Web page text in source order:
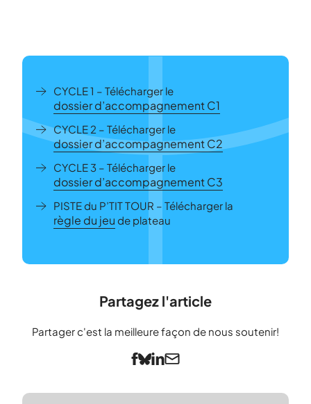
CYCLE 1 – Télécharger le
dossier d’accompagnement C1
CYCLE 2 – Télécharger le
dossier d’accompagnement C2
CYCLE 3 – Télécharger le
dossier d’accompagnement C3
PISTE du P’TIT TOUR – Télécharger la
règle du jeu de plateau
Partagez l'article
Partager c'est la meilleure façon de nous soutenir!